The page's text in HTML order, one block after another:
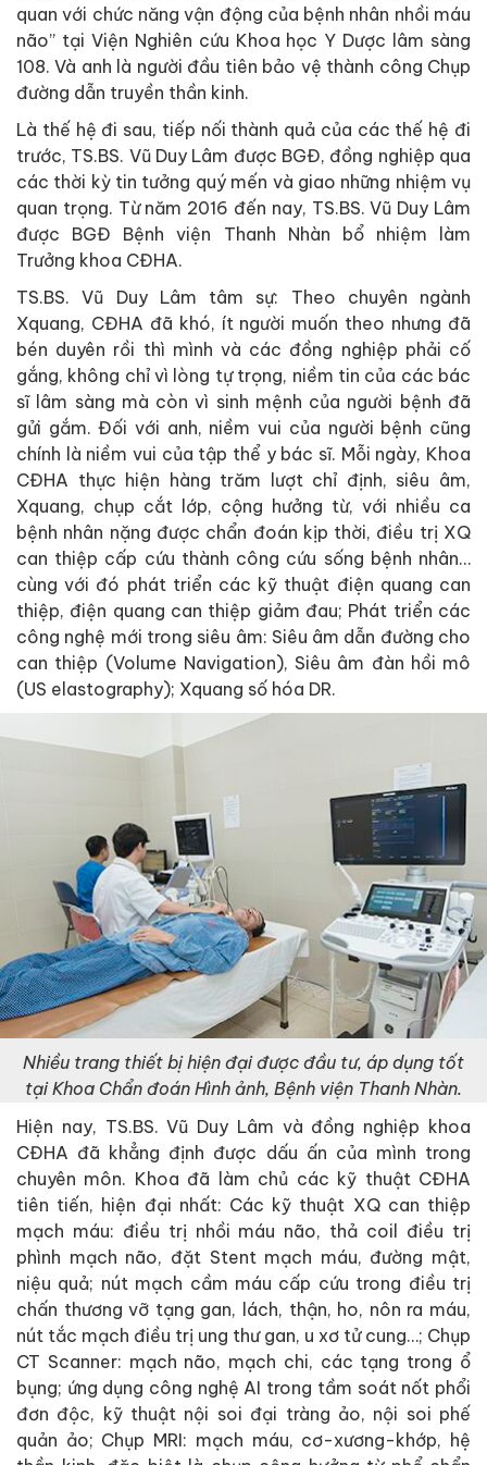
quan với chức năng vận động của bệnh nhân nhồi máu
não” tại Viện Nghiên cứu Khoa học Y Dược lâm sàng
108. Và anh là người đầu tiên bảo vệ thành công Chụp
đường dẫn truyền thần kinh.
Là thế hệ đi sau, tiếp nối thành quả của các thế hệ đi
trước, TS.BS. Vũ Duy Lâm được BGĐ, đồng nghiệp qua
các thời kỳ tin tưởng quý mến và giao những nhiệm vụ
quan trọng. Từ năm 2016 đến nay, TS.BS. Vũ Duy Lâm
được BGĐ Bệnh viện Thanh Nhàn bổ nhiệm làm
Trưởng khoa CĐHA.
TS.BS. Vũ Duy Lâm tâm sự: Theo chuyên ngành
Xquang, CĐHA đã khó, ít người muốn theo nhưng đã
bén duyên rồi thì mình và các đồng nghiệp phải cố
gắng, không chỉ vì lòng tự trọng, niềm tin của các bác
sĩ lâm sàng mà còn vì sinh mệnh của người bệnh đã
gửi gắm. Đối với anh, niềm vui của người bệnh cũng
chính là niềm vui của tập thể y bác sĩ. Mỗi ngày, Khoa
CĐHA thực hiện hàng trăm lượt chỉ định, siêu âm,
Xquang, chụp cắt lớp, cộng hưởng từ, với nhiều ca
bệnh nhân nặng được chẩn đoán kịp thời, điều trị XQ
can thiệp cấp cứu thành công cứu sống bệnh nhân…
cùng với đó phát triển các kỹ thuật điện quang can
thiệp, điện quang can thiệp giảm đau; Phát triển các
công nghệ mới trong siêu âm: Siêu âm dẫn đường cho
can thiệp (Volume Navigation), Siêu âm đàn hồi mô
(US elastography); Xquang số hóa DR.
Nhiều trang thiết bị hiện đại được đầu tư, áp dụng tốt
tại Khoa Chẩn đoán Hình ảnh, Bệnh viện Thanh Nhàn.
Hiện nay, TS.BS. Vũ Duy Lâm và đồng nghiệp khoa
CĐHA đã khẳng định được dấu ấn của mình trong
chuyên môn. Khoa đã làm chủ các kỹ thuật CĐHA
tiên tiến, hiện đại nhất: Các kỹ thuật XQ can thiệp
mạch máu: điều trị nhồi máu não, thả coil điều trị
phình mạch não, đặt Stent mạch máu, đường mật,
niệu quả; nút mạch cầm máu cấp cứu trong điều trị
chấn thương vỡ tạng gan, lách, thận, ho, nôn ra máu,
nút tắc mạch điều trị ung thư gan, u xơ tử cung…; Chụp
CT Scanner: mạch não, mạch chi, các tạng trong ổ
bụng; ứng dụng công nghệ AI trong tầm soát nốt phổi
đơn độc, kỹ thuật nội soi đại tràng ảo, nội soi phế
quản ảo; Chụp MRI: mạch máu, cơ-xương-khớp, hệ